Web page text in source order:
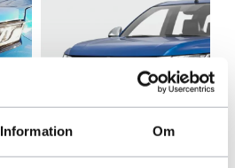
Information Om